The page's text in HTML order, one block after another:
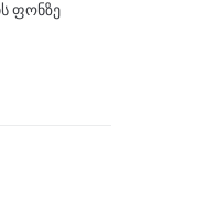
ფონზე